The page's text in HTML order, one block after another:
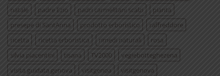
natale
padre Ezio padri carmelitani scalzi
pianta
presepe di SantAnna
prodotto erboristico
raffreddore
ricetta
ricetta erboristica rimedi naturali
rosa
silvia piacentini
tisana TV2000
vegiebotteghezena
visita guidata genova
visitgenoa visitgenova